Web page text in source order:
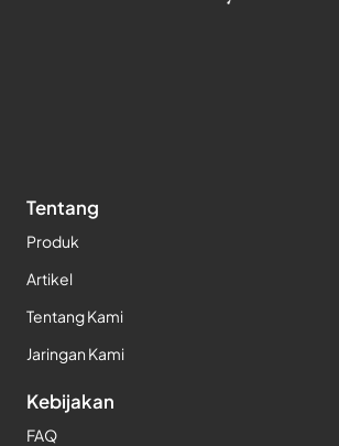
Tentang
Produk
Artikel
Tentang Kami
Jaringan Kami
Kebijakan
FAQ